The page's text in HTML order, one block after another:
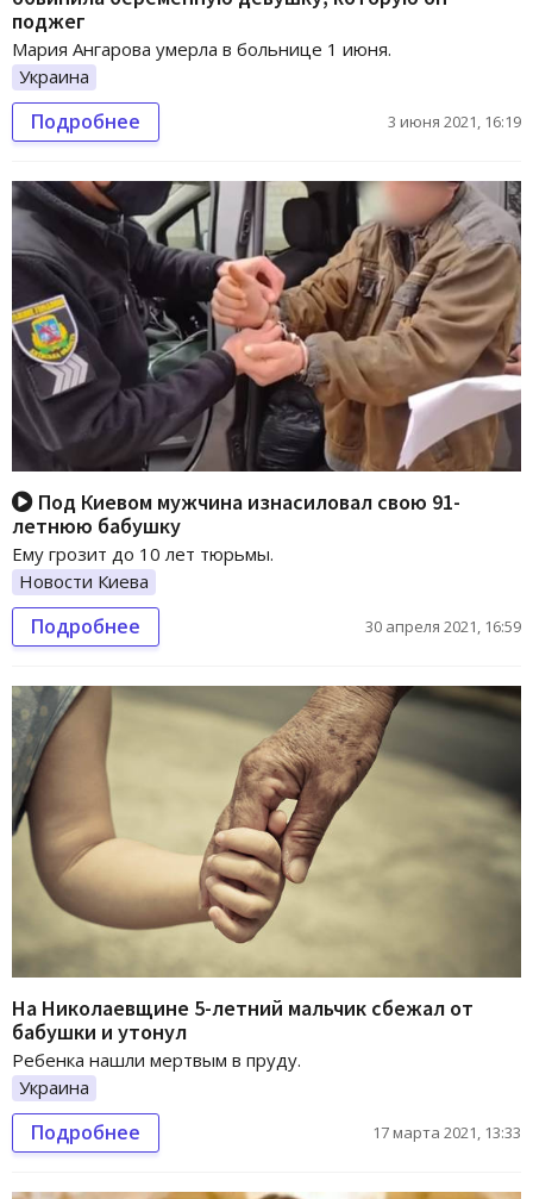
поджег
Мария Ангарова умерла в больнице 1 июня.
Украина
Подробнее 3 июня 2021, 16:19
Под Киевом мужчина изнасиловал свою 91-
летнюю бабушку
Ему грозит до 10 лет тюрьмы.
Новости Киева
Подробнее 30 апреля 2021, 16:59
На Николаевщине 5-летний мальчик сбежал от
бабушки и утонул
Ребенка нашли мертвым в пруду.
Украина
Подробнее 17 марта 2021, 13:33